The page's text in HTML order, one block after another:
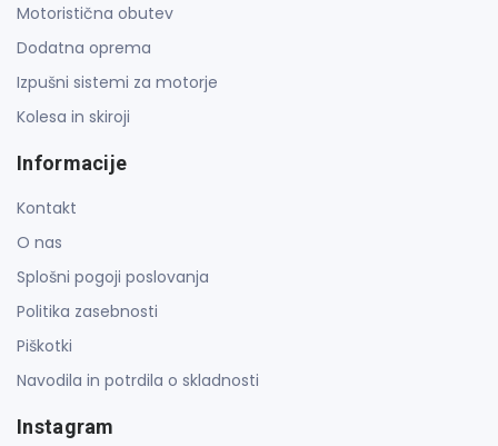
Motoristična obutev
Dodatna oprema
Izpušni sistemi za motorje
Kolesa in skiroji
Informacije
Kontakt
O nas
Splošni pogoji poslovanja
Politika zasebnosti
Piškotki
Navodila in potrdila o skladnosti
Instagram